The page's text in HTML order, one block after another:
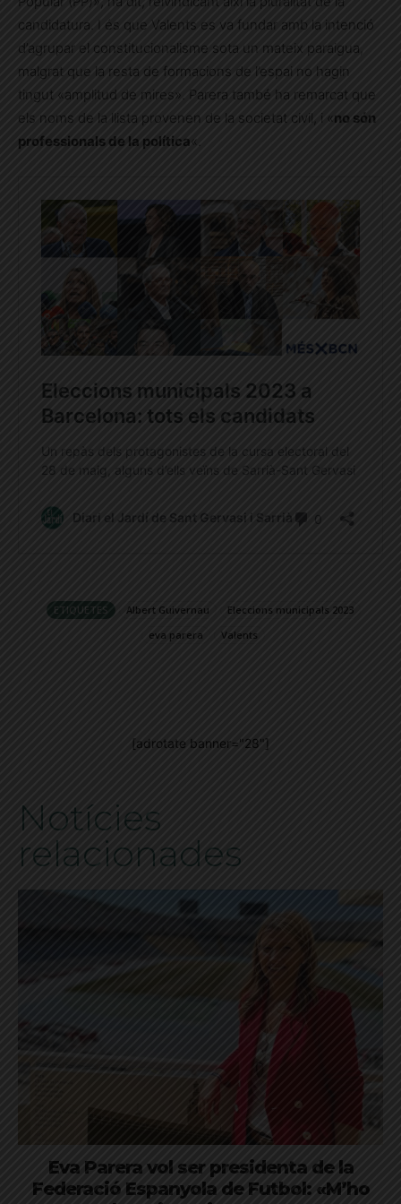
candidatura. I és que Valents es va fundar amb la intenció
d’agrupar el constitucionalisme sota un mateix paraigua,
malgrat que la resta de formacions de l’espai no hagin
tingut «amplitud de mires». Parera també ha remarcat que
els noms de la llista provenen de la societat civil, i «no són
professionals de la política«.
ETIQUETES Albert Guivernau
Eleccions municipals 2023
eva parera
Valents
[adrotate banner="28"]
Notícies
relacionades
Eva Parera vol ser presidenta de la
Federació Espanyola de Futbol: «M’ho